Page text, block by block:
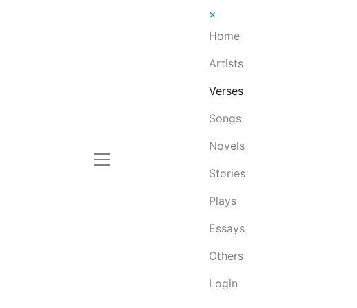
×
Home
Artists
Verses
Songs
Novels
Stories
Plays
Essays
Others
Login